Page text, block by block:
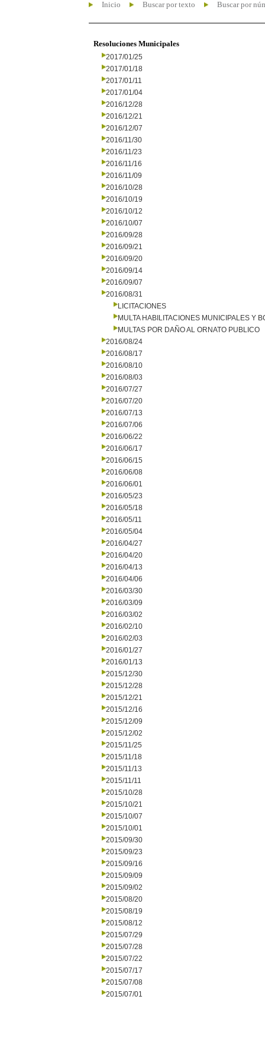
Inicio Buscar por texto Buscar por
Resoluciones Municipales
2017/01/25
2017/01/18
2017/01/11
2017/01/04
2016/12/28
2016/12/21
2016/12/07
2016/11/30
2016/11/23
2016/11/16
2016/11/09
2016/10/28
2016/10/19
2016/10/12
2016/10/07
2016/09/28
2016/09/21
2016/09/20
2016/09/14
2016/09/07
2016/08/31
LICITACIONES
MULTA HABILITACIONES MUNICIPALES Y
MULTAS POR DAÑO AL ORNATO PUBLICO
2016/08/24
2016/08/17
2016/08/10
2016/08/03
2016/07/27
2016/07/20
2016/07/13
2016/07/06
2016/06/22
2016/06/17
2016/06/15
2016/06/08
2016/06/01
2016/05/23
2016/05/18
2016/05/11
2016/05/04
2016/04/27
2016/04/20
2016/04/13
2016/04/06
2016/03/30
2016/03/09
2016/03/02
2016/02/10
2016/02/03
2016/01/27
2016/01/13
2015/12/30
2015/12/28
2015/12/21
2015/12/16
2015/12/09
2015/12/02
2015/11/25
2015/11/18
2015/11/13
2015/11/11
2015/10/28
2015/10/21
2015/10/07
2015/10/01
2015/09/30
2015/09/23
2015/09/16
2015/09/09
2015/09/02
2015/08/20
2015/08/19
2015/08/12
2015/07/29
2015/07/28
2015/07/22
2015/07/17
2015/07/08
2015/07/01